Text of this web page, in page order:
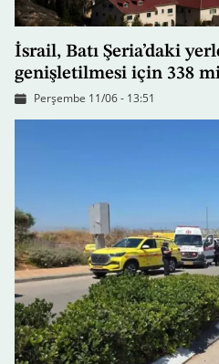
İsrail, Batı Şeria’daki
genişletilmesi için 338
Perşembe 11/06 - 13:51